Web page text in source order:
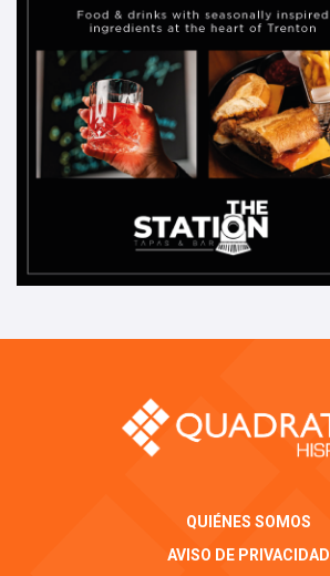
QUIÉNES SOMOS
AVISO DE PRIVACIDAD